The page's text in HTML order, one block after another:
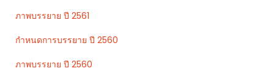
ภาพบรรยาย ปี 2561
กำหนดการบรรยาย ปี 2560
ภาพบรรยาย ปี 2560